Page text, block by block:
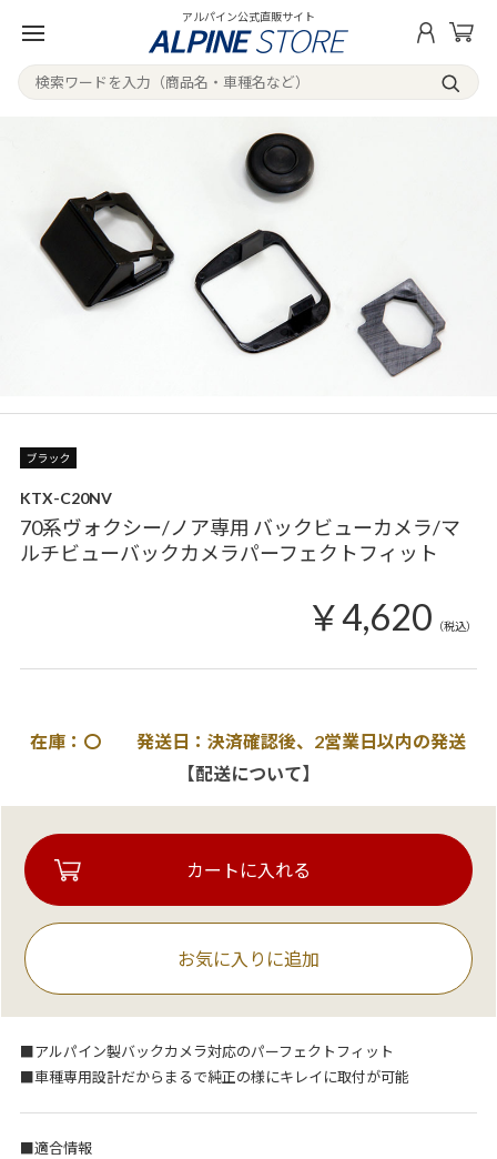
アルパイン公式直販サイト
KTX-C20NV
70系ヴォクシー/ノア専用 バックビューカメラ/マ
ルチビューバックカメラパーフェクトフィット
￥4,620 （税込）
在庫：〇 発送日：決済確認後、2営業日以内の発送
【配送について】
お気に入りに追加
■アルパイン製バックカメラ対応のパーフェクトフィット
■車種専用設計だからまるで純正の様にキレイに取付が可能
■適合情報